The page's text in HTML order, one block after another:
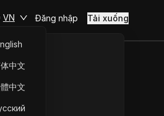
VN
中文
中文
Đăng nhập Tải xuống
Nội dung
Hiểu về xoay vòng IP: Giải
thích một khái niệm chính
xoay vòng SHTT trong
Tần số tối ưu cho việc